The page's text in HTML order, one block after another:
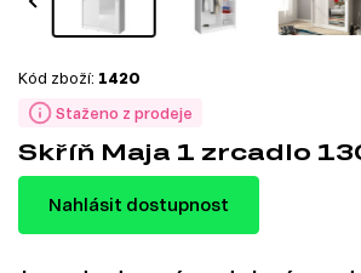
Staženo z prodeje
Kód zboží: 1420
Skříň Maja 1 zrcadlo
Nahlásit dostupnost